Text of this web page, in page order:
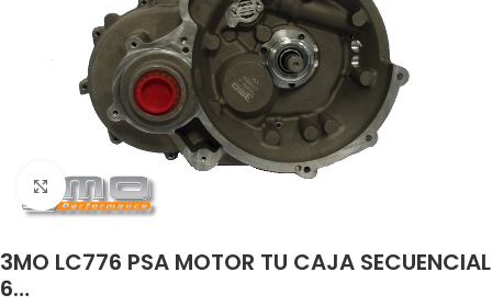
Click to enlarge
3MO LC776 PSA MOTOR TU CAJA SECUENCIAL
6…